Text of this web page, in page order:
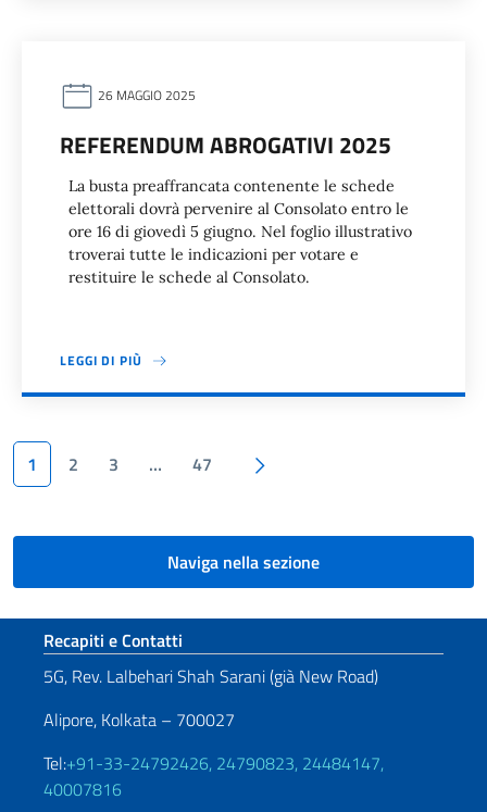
26 MAGGIO 2025
REFERENDUM ABROGATIVI 2025
La busta preaffrancata contenente le schede
elettorali dovrà pervenire al Consolato entro le
ore 16 di giovedì 5 giugno. Nel foglio illustrativo
troverai tutte le indicazioni per votare e
restituire le schede al Consolato.
LEGGI DI PIÙ
Paginazione
1 2 3 … 47
Naviga nella sezione
Sezione footer
Recapiti e Contatti
5G, Rev. Lalbehari Shah Sarani (già New Road)
Alipore, Kolkata – 700027
Tel:+91-33-24792426, 24790823, 24484147,
40007816